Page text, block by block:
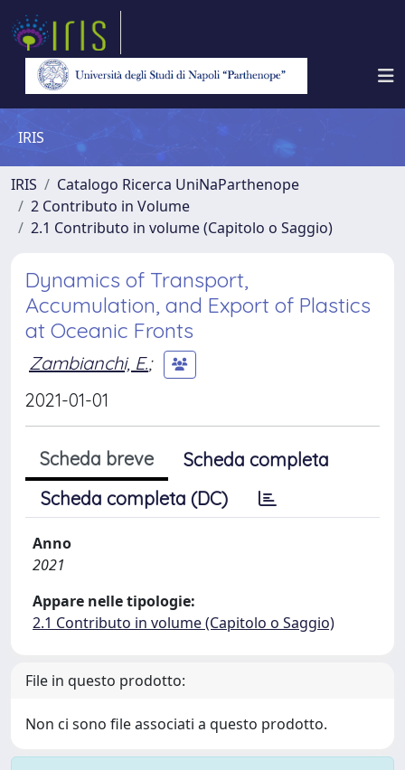
IRIS
IRIS
Catalogo Ricerca UniNaParthenope
2 Contributo in Volume
2.1 Contributo in volume (Capitolo o Saggio)
Dynamics of Transport,
Accumulation, and Export of Plastics
at Oceanic Fronts
Zambianchi, E.;
2021-01-01
Scheda breve
Scheda completa
Scheda completa (DC)
Anno
2021
Appare nelle tipologie:
2.1 Contributo in volume (Capitolo o Saggio)
File in questo prodotto:
Non ci sono file associati a questo prodotto.